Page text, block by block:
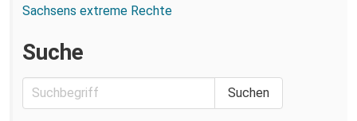
Sachsens extreme Rechte
Suche